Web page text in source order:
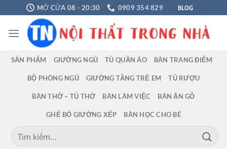
Chuyển
đến
nội
MỞ CỬA 08 - 20:30 0909 354 829 BLOG
SẢN PHẨM GIƯỜNG NGỦ TỦ QUẦN ÁO BÀN TRANG ĐIỂM
BỘ PHÒNG NGỦ GIƯỜNG TẦNG TRẺ EM TỦ RƯỢU
BÀN THỜ – TỦ THỜ BÀN LÀM VIỆC BÀN ĂN GỖ
GHẾ BỐ GIƯỜNG XẾP BÀN HỌC CHO BÉ
Tìm
kiếm: